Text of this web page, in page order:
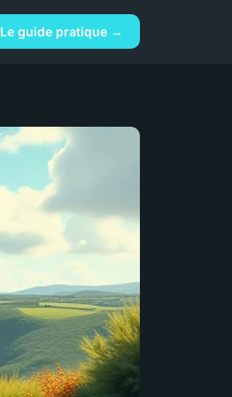
Le guide pratique →